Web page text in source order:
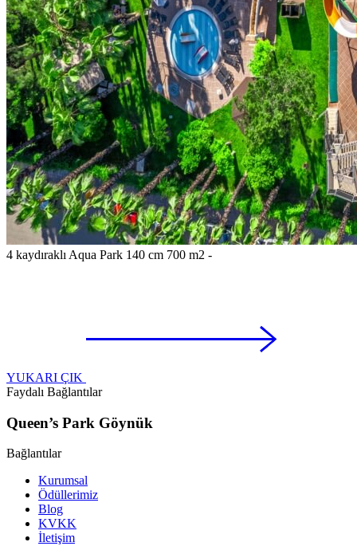
4 kaydıraklı Aqua Park 140 cm 700 m2 -
YUKARI ÇIK
Faydalı Bağlantılar
Queen’s Park Göynük
Bağlantılar
Kurumsal
Ödüllerimiz
Blog
KVKK
İletişim